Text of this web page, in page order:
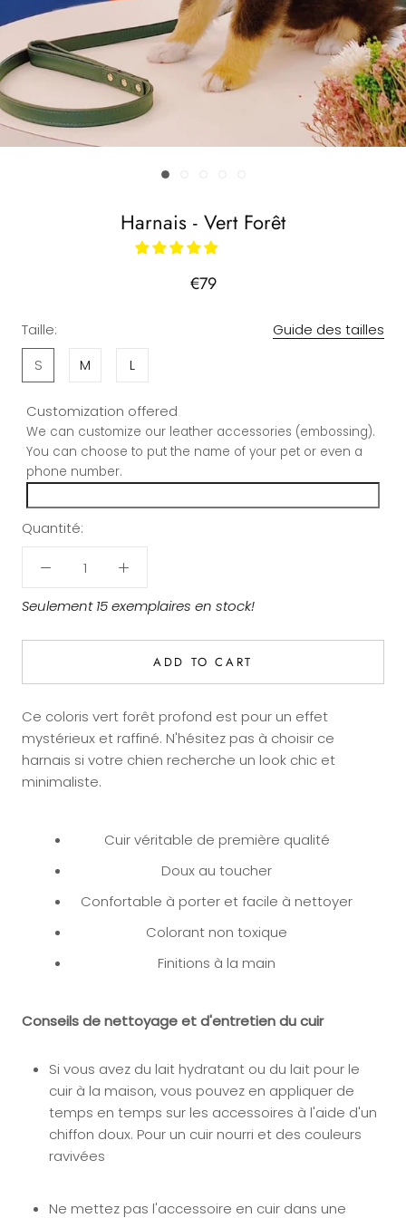
Harnais - Vert Forêt
€79
Taille:
Guide des tailles
S
M L
Customization offered
We can customize our leather accessories (embossing).
You can choose to put the name of your pet or even a
phone number.
Quantité:
Seulement 15 exemplaires en stock!
ADD TO CART
Ce coloris vert forêt profond est pour un effet
mystérieux et raffiné. N'hésitez pas à choisir ce
harnais si votre chien recherche un look chic et
minimaliste.
Cuir véritable de première qualité
Doux au toucher
Confortable à porter et facile à nettoyer
Colorant non toxique
Finitions à la main
Conseils de nettoyage et d'entretien du cuir
Si vous avez du lait hydratant ou du lait pour le
cuir à la maison, vous pouvez en appliquer de
temps en temps sur les accessoires à l'aide d'un
chiffon doux. Pour un cuir nourri et des couleurs
ravivées
Ne mettez pas l'accessoire en cuir dans une